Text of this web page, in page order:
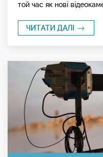
той час як нові
ЧИТАТИ ДАЛІ